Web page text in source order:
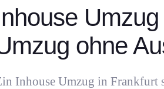
ohne
Inhouse Umzug in Frankfurt